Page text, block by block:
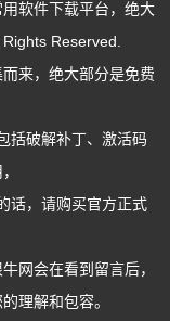
软件下载平台，绝大
Reserved.
来，绝大部分是免费
括破解补丁、激活码
话，请购买官方正式
网会在看到留言后，
理解和包容。